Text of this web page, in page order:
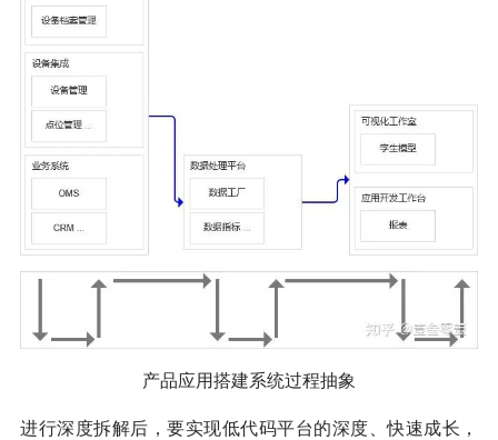
产品应用搭建系统过程抽象
进行深度拆解后，要实现低代码平台的深度、快速成长，